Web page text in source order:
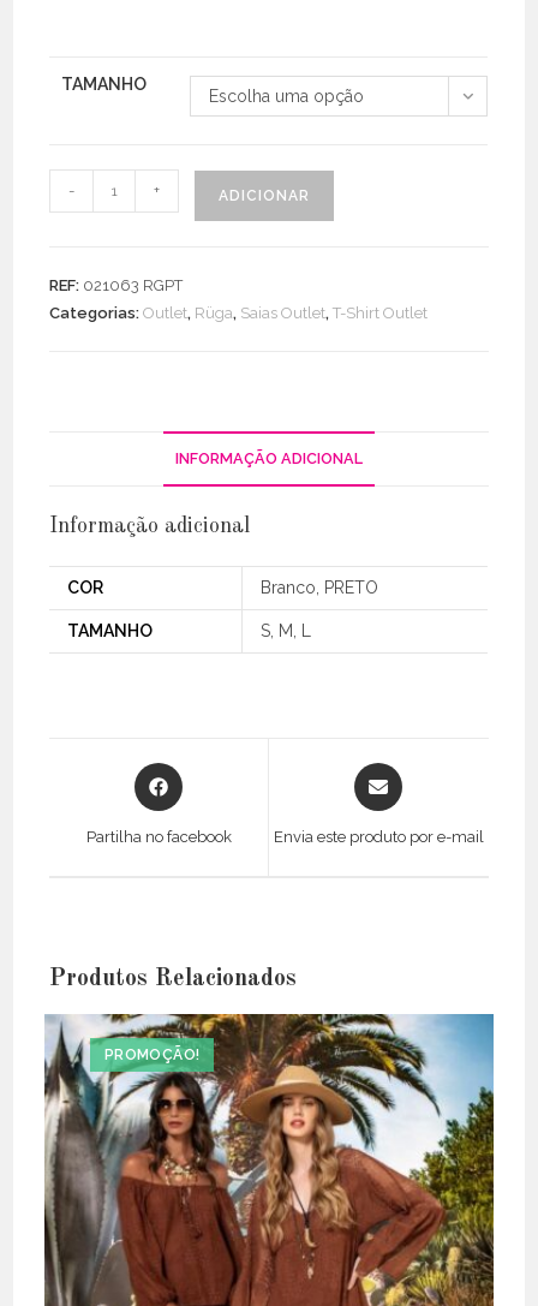
TAMANHO
Escolha uma opção
Quantidade
de
shirt
- + ADICIONAR
REF: 021063 RGPT
Categorias:Outlet, Rüga, Saias Outlet,T-Shirt Outlet
INFORMAÇÃO ADICIONAL
Informação adicional
COR Branco, PRETO
TAMANHO S, M, L
Opens
in
Partilha no facebook
Opens
in
Envia este produto por e-mail
Produtos Relacionados
PROMOÇÃO!